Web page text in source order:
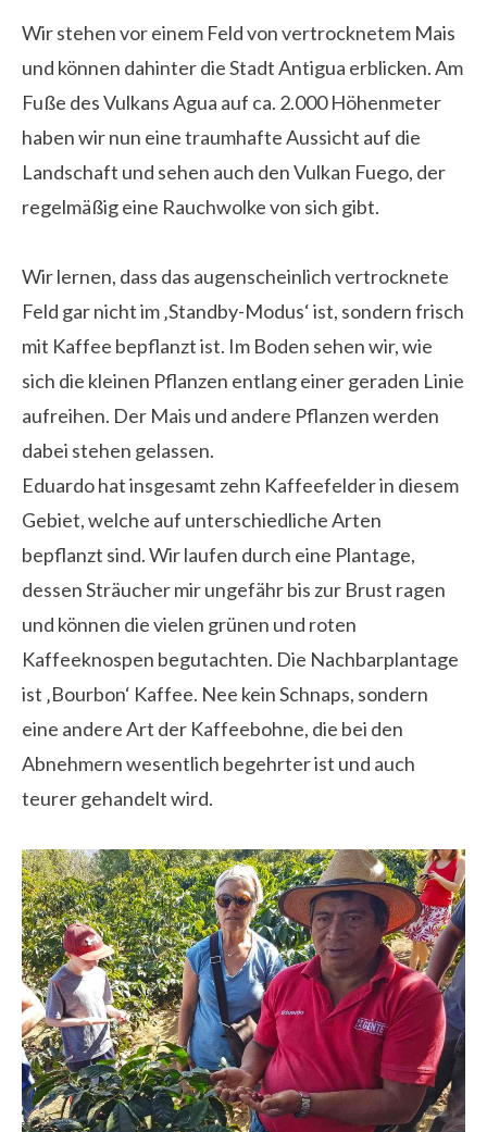
Wir stehen vor einem Feld von vertrocknetem Mais
und können dahinter die Stadt Antigua erblicken. Am
Fuße des Vulkans Agua auf ca. 2.000 Höhenmeter
haben wir nun eine traumhafte Aussicht auf die
Landschaft und sehen auch den Vulkan Fuego, der
regelmäßig eine Rauchwolke von sich gibt.
Wir lernen, dass das augenscheinlich vertrocknete
Feld gar nicht im ‚Standby-Modus‘ ist, sondern frisch
mit Kaffee bepflanzt ist. Im Boden sehen wir, wie
sich die kleinen Pflanzen entlang einer geraden Linie
aufreihen. Der Mais und andere Pflanzen werden
dabei stehen gelassen.
Eduardo hat insgesamt zehn Kaffeefelder in diesem
Gebiet, welche auf unterschiedliche Arten
bepflanzt sind. Wir laufen durch eine Plantage,
dessen Sträucher mir ungefähr bis zur Brust ragen
und können die vielen grünen und roten
Kaffeeknospen begutachten. Die Nachbarplantage
ist ‚Bourbon‘ Kaffee. Nee kein Schnaps, sondern
eine andere Art der Kaffeebohne, die bei den
Abnehmern wesentlich begehrter ist und auch
teurer gehandelt wird.